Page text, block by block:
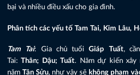
bại và nhiều điều xấu cho gia đình.
Phân tích các yếu tố Tam Tai, Kim Lâu,
Tam Tai: Gia chủ tuổiGiáp Tuất,
Tai:Thân; Dậu; Tuất. Năm dự kiến xây
năm Tân Sửu, như vậy sẽ không phạm